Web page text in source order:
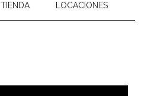
TIENDA LOCACIONES